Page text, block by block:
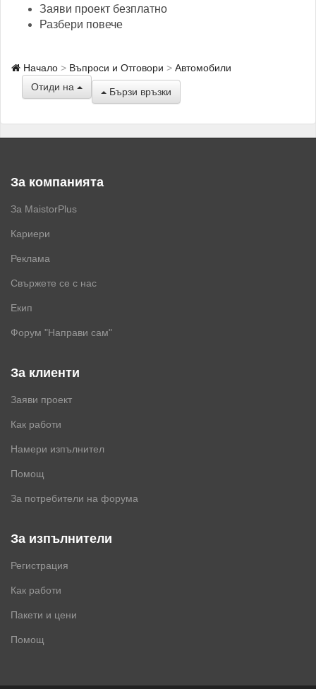
Заяви проект безплатно
Разбери повече
Начало Въпроси и Отговори
Автомобили
Отиди на
Бързи връзки
За компанията
За MaistorPlus
Кариери
Реклама
Свържете се с нас
Екип
Форум "Направи сам"
За клиенти
Заяви проект
Как работи
Намери изпълнител
Помощ
За потребители на форума
За изпълнители
Регистрация
Как работи
Пакети и цени
Помощ